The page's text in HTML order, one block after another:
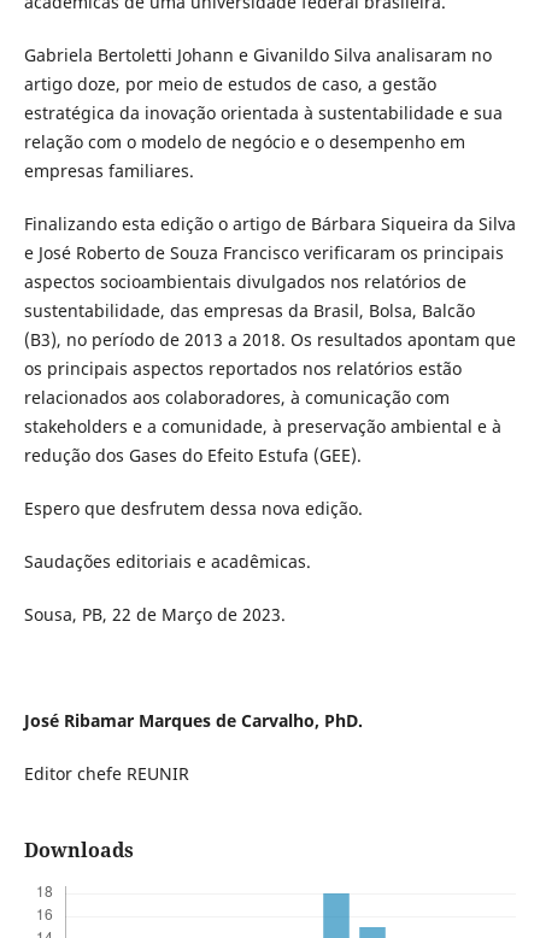
Gabriela Bertoletti Johann e Givanildo Silva analisaram no
artigo doze, por meio de estudos de caso, a gestão
estratégica da inovação orientada à sustentabilidade e sua
relação com o modelo de negócio e o desempenho em
empresas familiares.
Finalizando esta edição o artigo de Bárbara Siqueira da Silva
e José Roberto de Souza Francisco verificaram os principais
aspectos socioambientais divulgados nos relatórios de
sustentabilidade, das empresas da Brasil, Bolsa, Balcão
(B3), no período de 2013 a 2018. Os resultados apontam que
os principais aspectos reportados nos relatórios estão
relacionados aos colaboradores, à comunicação com
stakeholders e a comunidade, à preservação ambiental e à
redução dos Gases do Efeito Estufa (GEE).
Espero que desfrutem dessa nova edição.
Saudações editoriais e acadêmicas.
Sousa, PB, 22 de Março de 2023.
José Ribamar Marques de Carvalho, PhD.
Editor chefe REUNIR
Downloads